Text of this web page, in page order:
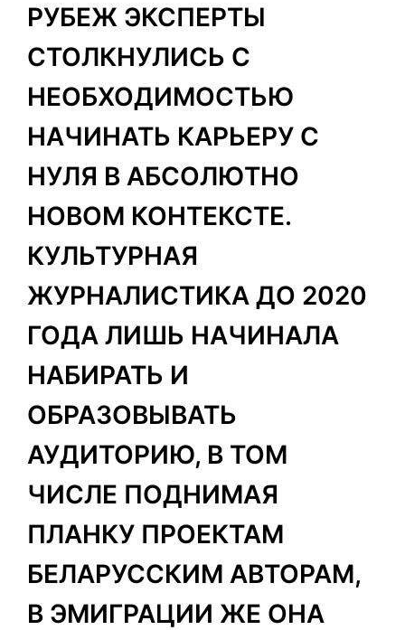
РУБЕЖ ЭКСПЕРТЫ
СТОЛКНУЛИСЬ С
НЕОБХОДИМОСТЬЮ
НАЧИНАТЬ КАРЬЕРУ С
НУЛЯ В АБСОЛЮТНО
НОВОМ КОНТЕКСТЕ.
КУЛЬТУРНАЯ
ЖУРНАЛИСТИКА ДО 2020
ГОДА ЛИШЬ НАЧИНАЛА
НАБИРАТЬ И
ОБРАЗОВЫВАТЬ
АУДИТОРИЮ, В ТОМ
ЧИСЛЕ ПОДНИМАЯ
ПЛАНКУ ПРОЕКТАМ
БЕЛАРУССКИМ АВТОРАМ,
В ЭМИГРАЦИИ ЖЕ ОНА